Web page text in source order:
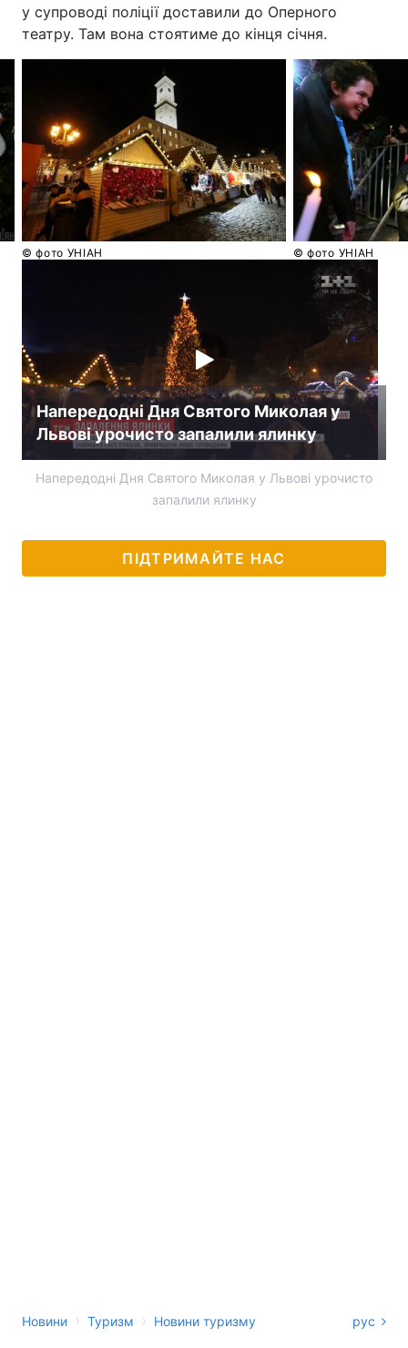
у супроводі поліції доставили до Оперного
театру. Там вона стоятиме до кінця січня.
© фото УНІАН © фото УНІАН
Напередодні Дня Святого Миколая у
Львові урочисто запалили ялинку
Напередодні Дня Святого Миколая у Львові урочисто
запалили ялинку
ПІДТРИМАЙТЕ НАС
Новини › Туризм › Новини туризму рус